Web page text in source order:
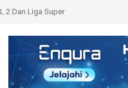
Persebaya Angkat Trofi